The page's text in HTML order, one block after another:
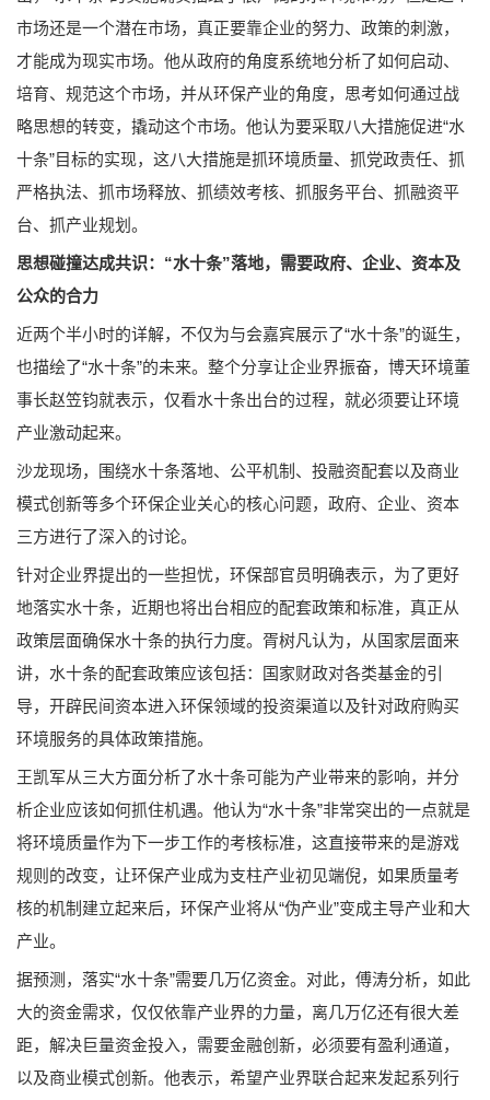
市场还是一个潜在市场，真正要靠企业的努力、政策的刺激，
才能成为现实市场。他从政府的角度系统地分析了如何启动、
培育、规范这个市场，并从环保产业的角度，思考如何通过战
略思想的转变，撬动这个市场。他认为要采取八大措施促进“水
十条”目标的实现，这八大措施是抓环境质量、抓党政责任、抓
严格执法、抓市场释放、抓绩效考核、抓服务平台、抓融资平
台、抓产业规划。
思想碰撞达成共识：“水十条”落地，需要政府、企业、资本及
公众的合力
近两个半小时的详解，不仅为与会嘉宾展示了“水十条”的诞生，
也描绘了“水十条”的未来。整个分享让企业界振奋，博天环境董
事长赵笠钧就表示，仅看水十条出台的过程，就必须要让环境
产业激动起来。
沙龙现场，围绕水十条落地、公平机制、投融资配套以及商业
模式创新等多个环保企业关心的核心问题，政府、企业、资本
三方进行了深入的讨论。
针对企业界提出的一些担忧，环保部官员明确表示，为了更好
地落实水十条，近期也将出台相应的配套政策和标准，真正从
政策层面确保水十条的执行力度。胥树凡认为，从国家层面来
讲，水十条的配套政策应该包括：国家财政对各类基金的引
导，开辟民间资本进入环保领域的投资渠道以及针对政府购买
环境服务的具体政策措施。
王凯军从三大方面分析了水十条可能为产业带来的影响，并分
析企业应该如何抓住机遇。他认为“水十条”非常突出的一点就是
将环境质量作为下一步工作的考核标准，这直接带来的是游戏
规则的改变，让环保产业成为支柱产业初见端倪，如果质量考
核的机制建立起来后，环保产业将从“伪产业”变成主导产业和大
产业。
据预测，落实“水十条”需要几万亿资金。对此，傅涛分析，如此
大的资金需求，仅仅依靠产业界的力量，离几万亿还有很大差
距，解决巨量资金投入，需要金融创新，必须要有盈利通道，
以及商业模式创新。他表示，希望产业界联合起来发起系列行